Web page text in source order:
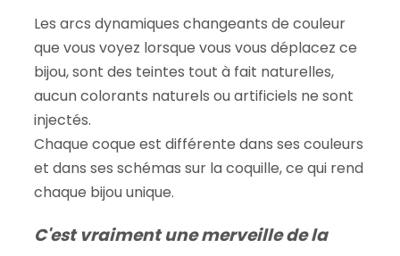
Les arcs dynamiques changeants de couleur
que vous voyez lorsque vous vous déplacez ce
bijou, sont des teintes tout à fait naturelles,
aucun colorants naturels ou artificiels ne sont
injectés.
Chaque coque est différente dans ses couleurs
et dans ses schémas sur la coquille, ce qui rend
chaque bijou unique.
C'est vraiment une merveille de la